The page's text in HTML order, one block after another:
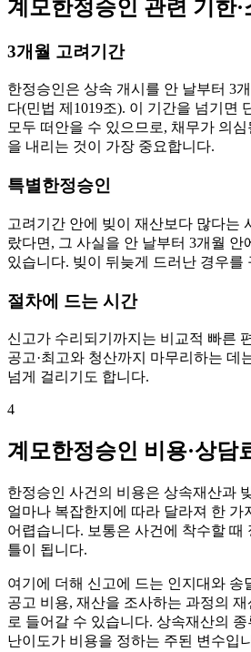
계모한정승인 관련 기한
3개월 고려기간
한정승인은 상속 개시를 안 날부터 3
다(민법 제1019조). 이 기간을 넘기면
모두 떠안을 수 있으므로, 채무가 의
을 내리는 것이 가장 중요합니다.
특별한정승인
고려기간 안에 빚이 재산보다 많다는
랐다면, 그 사실을 안 날부터 3개월 안
있습니다. 빚이 뒤늦게 드러난 경우를
절차에 드는 시간
신고가 수리되기까지는 비교적 빠른
공고·최고와 청산까지 마무리하는 데
넘게 걸리기도 합니다.
4
계모한정승인 비용·상담
한정승인 사건의 비용은 상속재산과
얼마나 복잡한지에 따라 달라져 한 가
어렵습니다. 보통은 사건에 착수할 때
틀이 됩니다.
여기에 더해 신고에 드는 인지대와 송
공고 비용, 재산을 조사하는 과정의 재
로 들어갈 수 있습니다. 상속재산의
난이도가 비용을 정하는 주된 변수입